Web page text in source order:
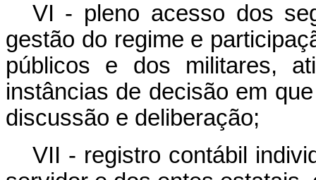
VI - pleno acesso dos
gestão do regime e
públicos e dos militares,
instâncias de decisão em
discussão e deliberação;
VII - registro contábil